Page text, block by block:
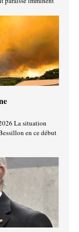
La situation
en ce début